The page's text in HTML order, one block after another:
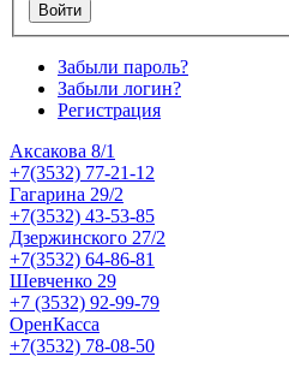
Забыли пароль?
Забыли логин?
Регистрация
Аксакова 8/1
+7(3532) 77-21-12
Гагарина 29/2
+7(3532) 43-53-85
Дзержинского 27/2
+7(3532) 64-86-81
Шевченко 29
+7 (3532) 92-99-79
ОренКасса
+7(3532) 78-08-50